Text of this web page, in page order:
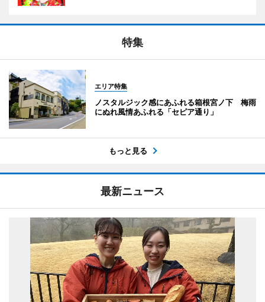
特集
エリア特集
ノスタルジック感にあふれる箱根宮ノ下 梅雨
にぬれ風情あふれる「セピア通り」
もっと見る
最新ニュース